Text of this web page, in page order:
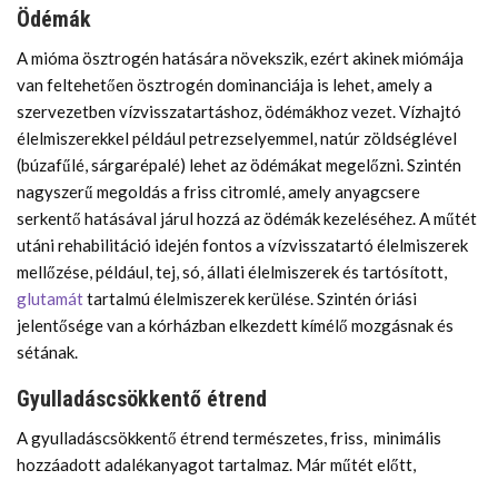
Ödémák
A mióma ösztrogén hatására növekszik, ezért akinek miómája
van feltehetően ösztrogén dominanciája is lehet, amely a
szervezetben vízvisszatartáshoz, ödémákhoz vezet. Vízhajtó
élelmiszerekkel például petrezselyemmel, natúr zöldséglével
(búzafűlé, sárgarépalé) lehet az ödémákat megelőzni. Szintén
nagyszerű megoldás a friss citromlé, amely anyagcsere
serkentő hatásával járul hozzá az ödémák kezeléséhez. A műtét
utáni rehabilitáció idején fontos a vízvisszatartó élelmiszerek
mellőzése, például, tej, só, állati élelmiszerek és tartósított,
glutamáttartalmú élelmiszerek kerülése. Szintén óriási
jelentősége van a kórházban elkezdett kímélő mozgásnak és
sétának.
Gyulladáscsökkentő étrend
A gyulladáscsökkentő étrend természetes, friss, minimális
hozzáadott adalékanyagot tartalmaz. Már műtét előtt,